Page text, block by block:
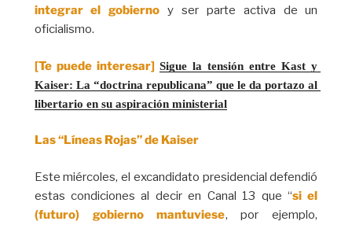
integrar el gobierno y ser parte activa de un
oficialismo.
[Te puede interesar] Sigue la tensión entre Kast y
Kaiser: La “doctrina republicana” que le da portazo al
libertario en su aspiración ministerial
Las “Líneas Rojas” de Kaiser
Este miércoles, el excandidato presidencial defendió
estas condiciones al decir en Canal 13 que “si el
(futuro) gobierno mantuviese, por ejemplo,